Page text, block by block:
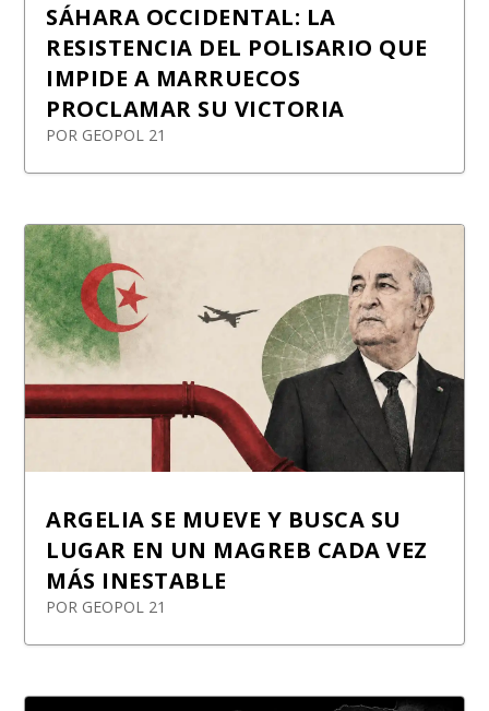
SÁHARA OCCIDENTAL: LA
RESISTENCIA DEL POLISARIO QUE
IMPIDE A MARRUECOS
PROCLAMAR SU VICTORIA
POR GEOPOL 21
ARGELIA SE MUEVE Y BUSCA SU
LUGAR EN UN MAGREB CADA VEZ
MÁS INESTABLE
POR GEOPOL 21